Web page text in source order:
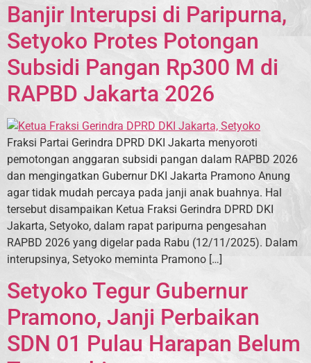
Banjir Interupsi di Paripurna,
Setyoko Protes Potongan
Subsidi Pangan Rp300 M di
RAPBD Jakarta 2026
Fraksi Partai Gerindra DPRD DKI Jakarta menyoroti
pemotongan anggaran subsidi pangan dalam RAPBD 2026
dan mengingatkan Gubernur DKI Jakarta Pramono Anung
agar tidak mudah percaya pada janji anak buahnya. Hal
tersebut disampaikan Ketua Fraksi Gerindra DPRD DKI
Jakarta, Setyoko, dalam rapat paripurna pengesahan
RAPBD 2026 yang digelar pada Rabu (12/11/2025). Dalam
interupsinya, Setyoko meminta Pramono […]
Setyoko Tegur Gubernur
Pramono, Janji Perbaikan
SDN 01 Pulau Harapan Belum